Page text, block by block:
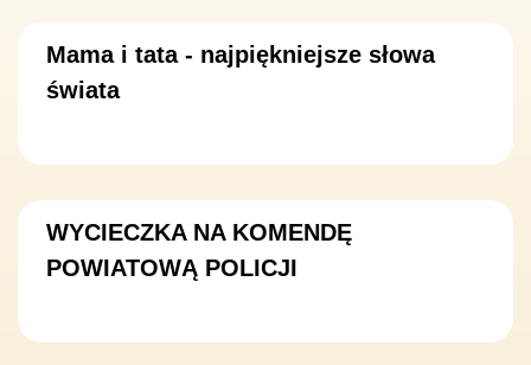
Mama i tata - najpiękniejsze słowa
świata
WYCIECZKA NA KOMENDĘ
POWIATOWĄ POLICJI